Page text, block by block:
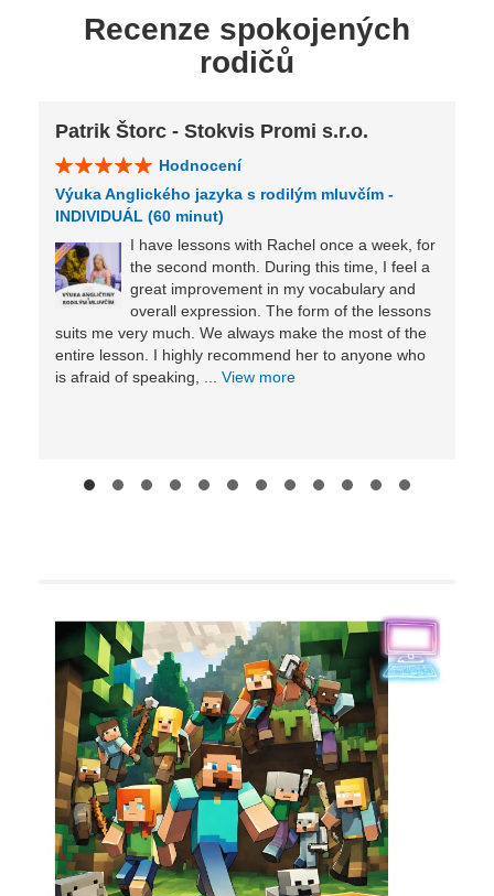
Recenze spokojených
rodičů
Patrik Štorc - Stokvis Promi s.r.o.
Hodnocení
Výuka Anglického jazyka s rodilým mluvčím -
INDIVIDUÁL (60 minut)
I have lessons with Rachel once a week, for
the second month. During this time, I feel a
great improvement in my vocabulary and
overall expression. The form of the lessons
suits me very much. We always make the most of the
entire lesson. I highly recommend her to anyone who
is afraid of speaking, ... View more